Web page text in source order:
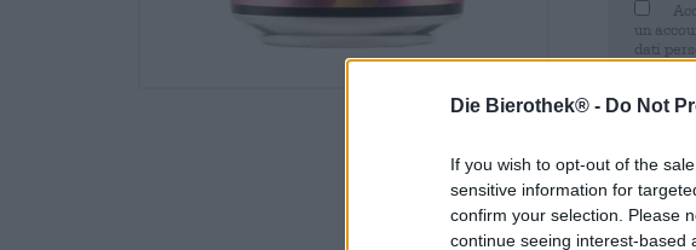
Die Bierothek® - Do Not
If you wish to opt-out of the
sensitive information for
confirm your selection. Please
continue seeing interest-based
un
dati
nel
* I prezzi